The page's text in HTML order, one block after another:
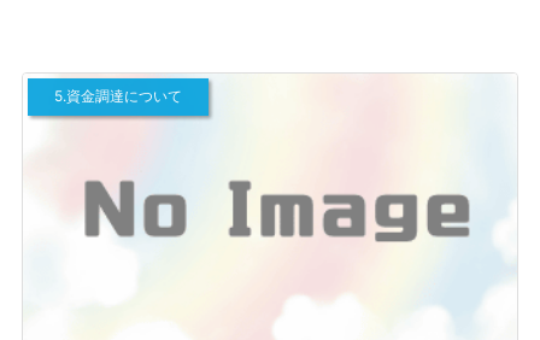
5.資金調達について